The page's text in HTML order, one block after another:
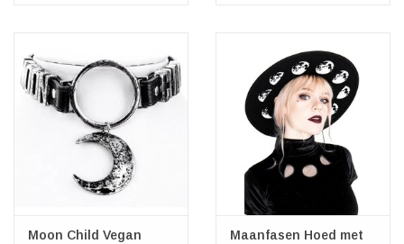
Moon Child Vegan
Maanfasen Hoed met